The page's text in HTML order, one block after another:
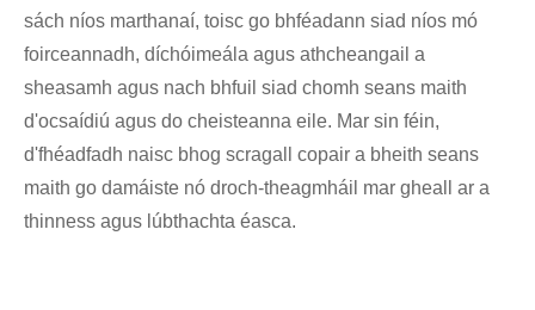
sách níos marthanaí, toisc go bhféadann siad níos mó
foirceannadh, díchóimeála agus athcheangail a
sheasamh agus nach bhfuil siad chomh seans maith
d'ocsaídiú agus do cheisteanna eile. Mar sin féin,
d'fhéadfadh naisc bhog scragall copair a bheith seans
maith go damáiste nó droch-theagmháil mar gheall ar a
thinness agus lúbthachta éasca.